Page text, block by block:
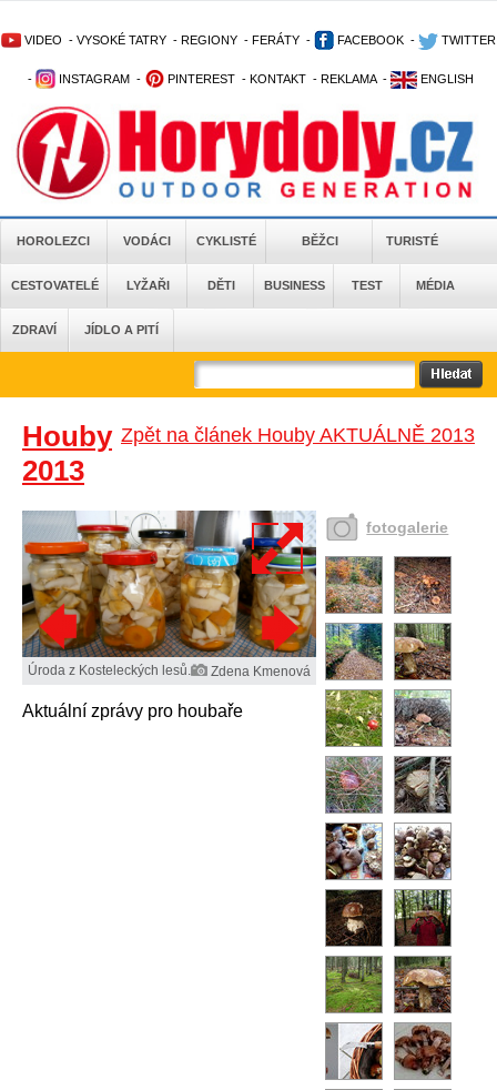
VIDEO - VYSOKÉ TATRY - REGIONY - FERÁTY - FACEBOOK - TWITTER
- INSTAGRAM - PINTEREST - KONTAKT - REKLAMA - ENGLISH
HOROLEZCI VODÁCI CYKLISTÉ BĚŽCI TURISTÉ
CESTOVATELÉ LYŽAŘI DĚTI BUSINESS TEST MÉDIA
ZDRAVÍ JÍDLO A PITÍ
Zpět na článek Houby AKTUÁLNĚ 2013
Houby
2013
Úroda z Kosteleckých lesů. Zdena Kmenová
Aktuální zprávy pro houbaře
fotogalerie